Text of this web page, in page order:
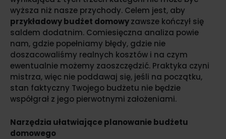
wyższa niż nasze przychody. Celem jest, aby
przykładowy budżet domowyzawsze kończył się
saldem dodatnim. Comiesięczna analiza powie
nam, gdzie popełniamy błędy, gdzie nie
doszacowaliśmy realnych kosztów i na czym
ewentualnie możemy zaoszczędzić. Praktyka czyni
mistrza, więc nie poddawaj się, jeśli na początku,
stan faktyczny Twojego budżetu nie będzie
współgrał z jego pierwotnymi założeniami.
Narzędzia ułatwiające planowanie budżetu
domowego